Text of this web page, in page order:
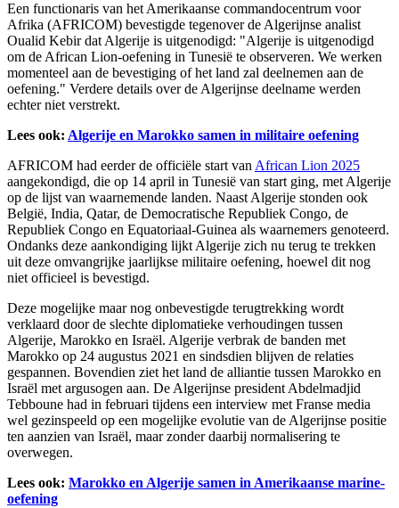
Een functionaris van het Amerikaanse commandocentrum voor
Afrika (AFRICOM) bevestigde tegenover de Algerijnse analist
Oualid Kebir dat Algerije is uitgenodigd: "Algerije is uitgenodigd
om de African Lion-oefening in Tunesië te observeren. We werken
momenteel aan de bevestiging of het land zal deelnemen aan de
oefening." Verdere details over de Algerijnse deelname werden
echter niet verstrekt.
Lees ook: Algerije en Marokko samen in militaire oefening
AFRICOM had eerder de officiële start van African Lion 2025
aangekondigd, die op 14 april in Tunesië van start ging, met Algerije
op de lijst van waarnemende landen. Naast Algerije stonden ook
België, India, Qatar, de Democratische Republiek Congo, de
Republiek Congo en Equatoriaal-Guinea als waarnemers genoteerd.
Ondanks deze aankondiging lijkt Algerije zich nu terug te trekken
uit deze omvangrijke jaarlijkse militaire oefening, hoewel dit nog
niet officieel is bevestigd.
Deze mogelijke maar nog onbevestigde terugtrekking wordt
verklaard door de slechte diplomatieke verhoudingen tussen
Algerije, Marokko en Israël. Algerije verbrak de banden met
Marokko op 24 augustus 2021 en sindsdien blijven de relaties
gespannen. Bovendien ziet het land de alliantie tussen Marokko en
Israël met argusogen aan. De Algerijnse president Abdelmadjid
Tebboune had in februari tijdens een interview met Franse media
wel gezinspeeld op een mogelijke evolutie van de Algerijnse positie
ten aanzien van Israël, maar zonder daarbij normalisering te
overwegen.
Lees ook: Marokko en Algerije samen in Amerikaanse marine-
oefening